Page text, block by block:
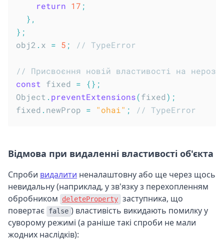
return 17 ;
} ,
} ;
obj2 . x = 5 ; // TypeError
// Присвоєння новій властивості на
const fixed = {} ;
Object . preventExtensions(fixed) ;
fixed . newProp = "ohai" ; // TypeError
Відмова при видаленні властивості об'єкта
Спроби видалити неналаштовну або ще через щось
невидальну (наприклад, у зв'язку з перехопленням
обробником
deleteProperty заступника, що
повертає false ) властивість викидають помилку у
суворому режимі (а раніше такі спроби не мали
жодних наслідків):